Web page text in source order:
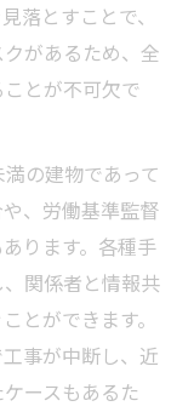
落とすことで、
があるため、全
とが不可欠で
の建物であって
、労働基準監督
ります。各種手
関係者と情報共
とができます。
事が中断し、近
ースもあるた